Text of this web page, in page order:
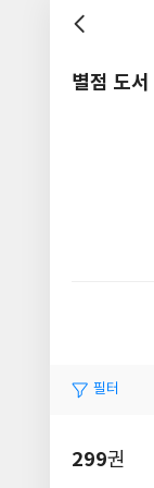
별점 도서
필터
299권